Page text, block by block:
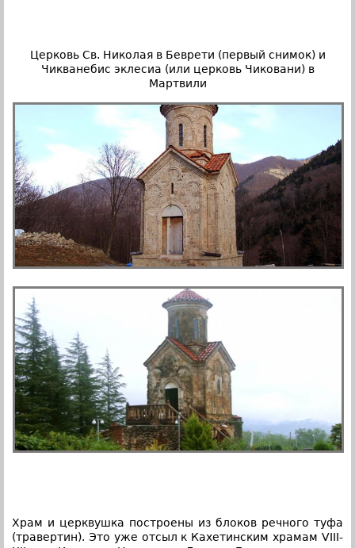
Церковь Св. Николая в Беврети (первый снимок) и
Чикванебис эклесиа (или церковь Чиковани) в
Мартвили
Храм и церквушка построены из блоков речного туфа
(травертин). Это уже отсыл к Кахетинским храмам VIII-